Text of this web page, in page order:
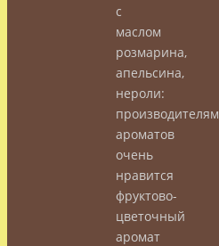
с
маслом
розмарина,
апельсина,
нероли:
производителям
ароматов
очень
нравится
фруктово-
цветочный
аромат